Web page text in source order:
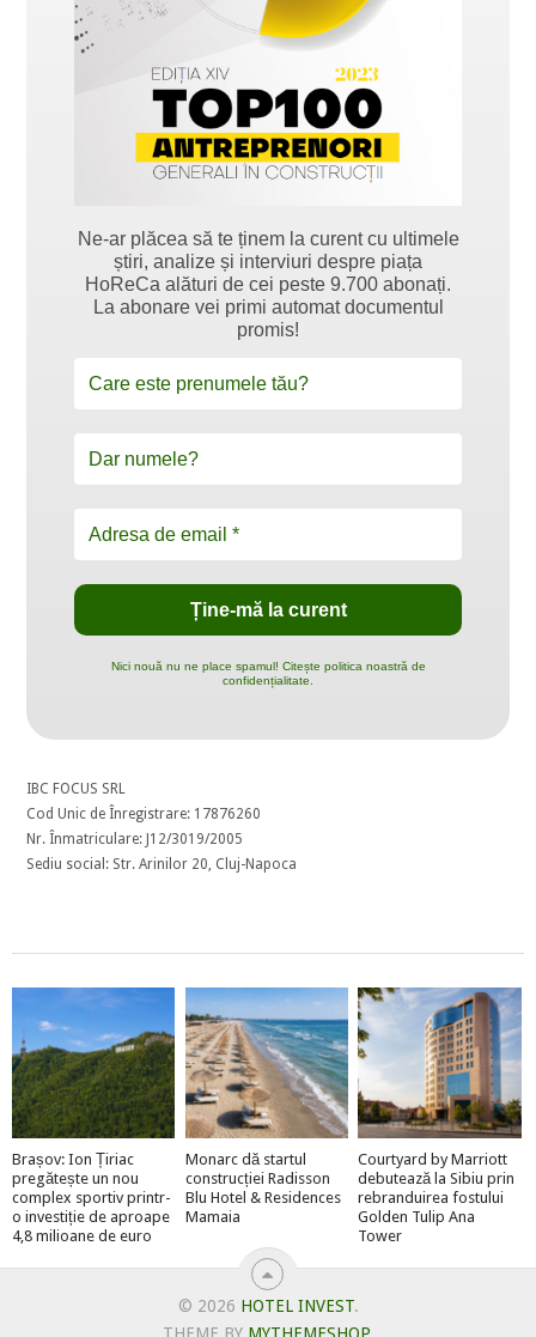
Ne-ar plăcea să te ținem la curent cu ultimele
știri, analize și interviuri despre piața
HoReCa alături de cei peste 9.700 abonați.
La abonare vei primi automat documentul
promis!
Nici nouă nu ne place spamul! Citește politica noastră de
confidențialitate.
IBC FOCUS SRL
Cod Unic de Înregistrare: 17876260
Nr. Înmatriculare: J12/3019/2005
Sediu social: Str. Arinilor 20, Cluj-Napoca
Brașov: Ion Țiriac
pregătește un nou
complex sportiv printr-
o investiție de aproape
4,8 milioane de euro
Monarc dă startul
construcției Radisson
Blu Hotel & Residences
Mamaia
Courtyard by Marriott
debutează la Sibiu prin
rebranduirea fostului
Golden Tulip Ana
Tower
© 2026 HOTEL INVEST.